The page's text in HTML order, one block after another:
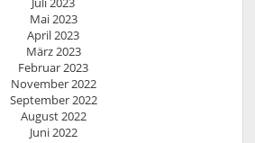
Mai 2023
April 2023
März 2023
Februar 2023
November 2022
September 2022
August 2022
Juni 2022